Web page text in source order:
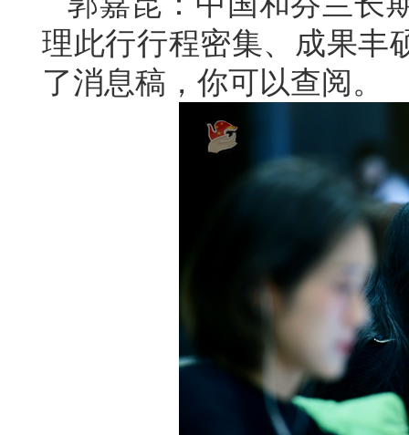
理此行行程密集、成果丰
了消息稿，你可以查阅。